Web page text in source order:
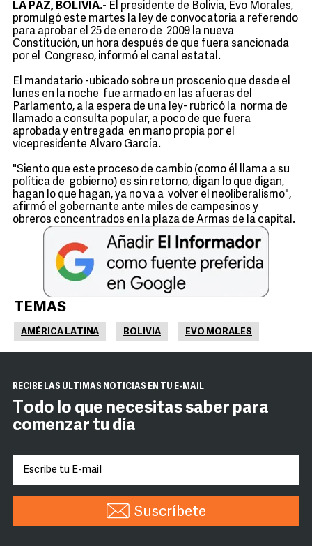
LA PAZ, BOLIVIA.- El presidente de Bolivia, Evo Morales,
promulgó este martes la ley de convocatoria a referendo
para aprobar el 25 de enero de 2009 la nueva
Constitución, un hora después de que fuera sancionada
por el Congreso, informó el canal estatal.
El mandatario -ubicado sobre un proscenio que desde el
lunes en la noche fue armado en las afueras del
Parlamento, a la espera de una ley- rubricó la norma de
llamado a consulta popular, a poco de que fuera
aprobada y entregada en mano propia por el
vicepresidente Alvaro García.
"Siento que este proceso de cambio (como él llama a su
política de gobierno) es sin retorno, digan lo que digan,
hagan lo que hagan, ya no va a volver el neoliberalismo",
afirmó el gobernante ante miles de campesinos y
obreros concentrados en la plaza de Armas de la capital.
TEMAS
AMÉRICA LATINA BOLIVIA EVO MORALES
RECIBE LAS ÚLTIMAS NOTICIAS EN TU E-MAIL
Todo lo que necesitas saber para
comenzar tu día
Suscríbete